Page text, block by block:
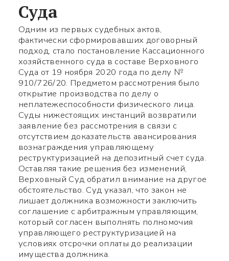
Суда
Одним из первых судебных актов,
фактически сформировавших договорный
подход, стало постановление Кассационного
хозяйственного суда в составе Верховного
Суда от 19 ноября 2020 года по делу №
910/726/20. Предметом рассмотрения было
открытие производства по делу о
неплатежеспособности физического лица.
Суды нижестоящих инстанций возвратили
заявление без рассмотрения в связи с
отсутствием доказательств авансирования
вознаграждения управляющему
реструктуризацией на депозитный счет суда.
Оставляя такие решения без изменений,
Верховный Суд обратил внимание на другое
обстоятельство. Суд указал, что закон не
лишает должника возможности заключить
соглашение с арбитражным управляющим,
который согласен выполнять полномочия
управляющего реструктуризацией на
условиях отсрочки оплаты до реализации
имущества должника.